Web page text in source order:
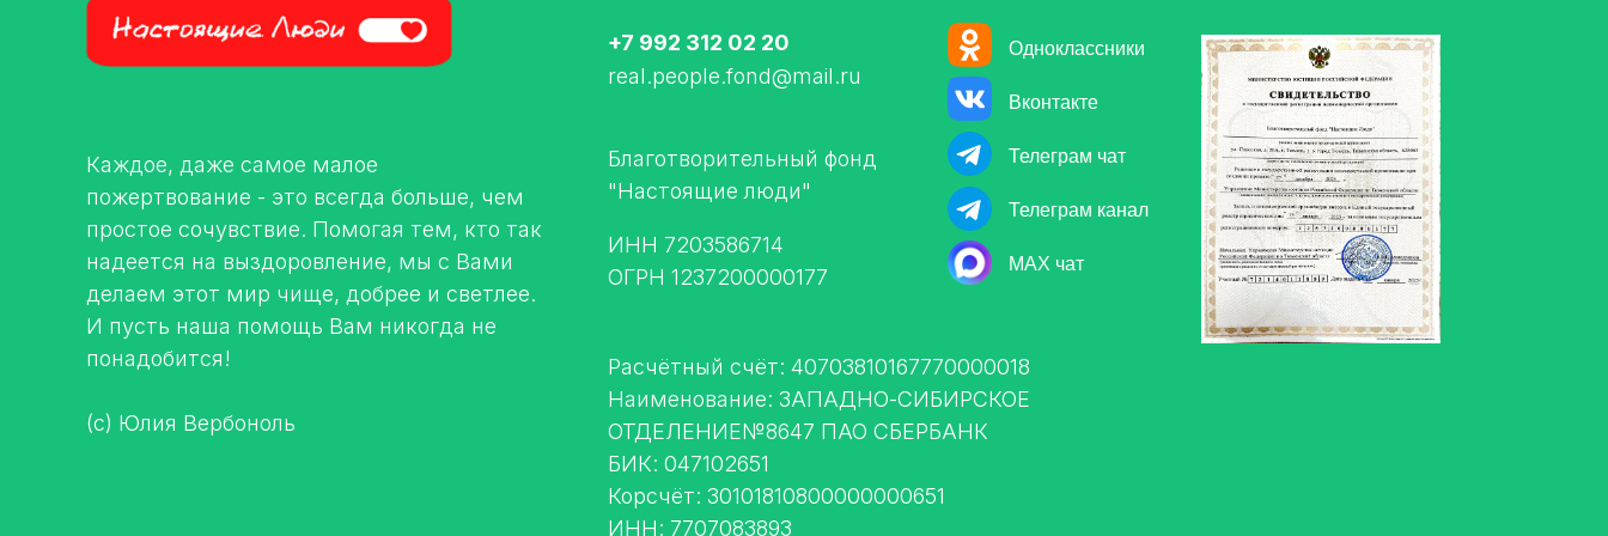
Каждое, даже самое малое
пожертвование - это всегда больше, чем
простое сочувствие. Помогая тем, кто так
надеется на выздоровление, мы с Вами
делаем этот мир чище, добрее и светлее.
И пусть наша помощь Вам никогда не
понадобится!
(с) Юлия Вербоноль
ИНН 7203586714
ОГРН 1237200000177
Расчётный счёт: 40703810167770000018
Наименование: ЗАПАДНО-СИБИРСКОЕ
ОТДЕЛЕНИЕ№8647 ПАО СБЕРБАНК
БИК: 047102651
Корсчёт: 30101810800000000651
ИНН: 7707083893
Благотворительный фонд
"Настоящие люди"
real.people.fond@mail.ru
+7 992 312 02 20
MAX чат
Телеграм канал
Телеграм чат
Вконтакте
Одноклассники